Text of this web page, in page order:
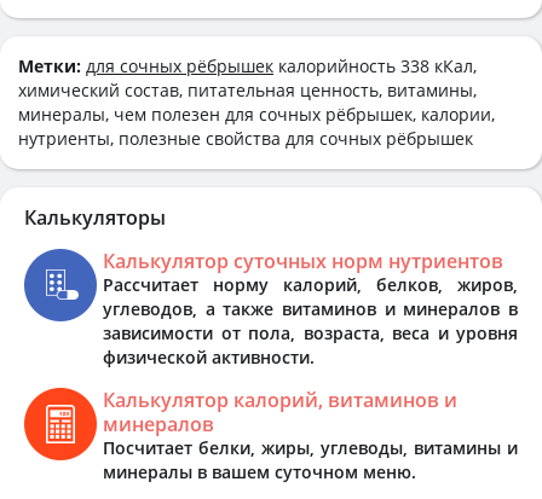
Метки: для сочных рёбрышек калорийность 338 кКал,
химический состав, питательная ценность, витамины,
минералы, чем полезен для сочных рёбрышек, калории,
нутриенты, полезные свойства для сочных рёбрышек
Калькуляторы
Калькулятор суточных норм нутриентов
Рассчитает норму калорий, белков, жиров,
углеводов, а также витаминов и минералов в
зависимости от пола, возраста, веса и уровня
физической активности.
Калькулятор калорий, витаминов и
минералов
Посчитает белки, жиры, углеводы, витамины и
минералы в вашем суточном меню.